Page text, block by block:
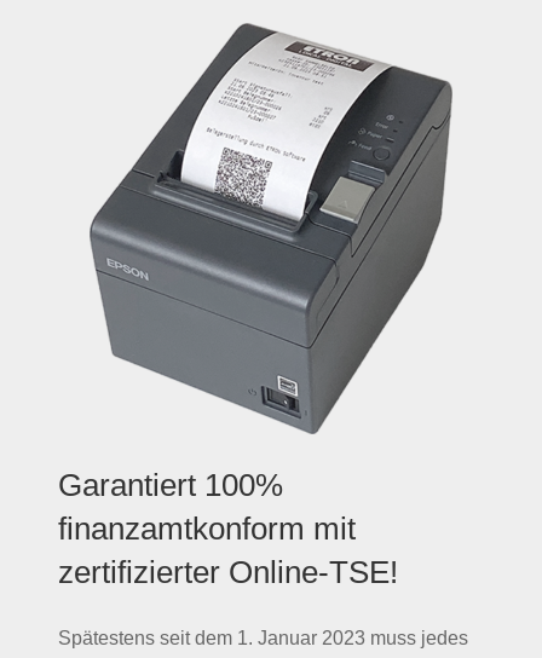
Garantiert 100%
finanzamtkonform mit
zertifizierter Online-TSE!
Spätestens seit dem 1. Januar 2023 muss jedes